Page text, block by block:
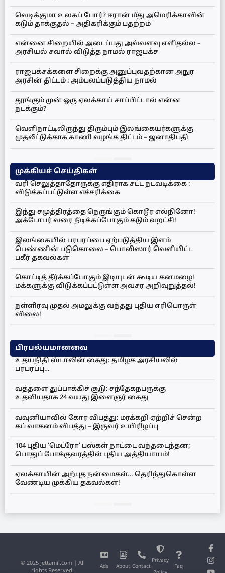
வெடிக்குமா உலகப் போர்? ஈரான் மீது அமெரிக்காவின்
கடும் தாக்குதல் – அதிகரிக்கும் பதற்றம்
என்னை சிறையில் அடைப்பது அவ்வளவு எளிதல்ல –
அரசியல் சவால் விடுத்த நாமல் ராஜபக்ச
ராஜபக்சக்களை சிறைக்கு அனுப்புவதற்கான அநுர
அரசின் திட்டம் : அம்பலப்படுத்திய நாமல்
தூங்கும் முன் ஒரு ஏலக்காய் சாப்பிட்டால் என்ன
நடக்கும்?
வெளிநாட்டிலிருந்து திரும்பும் இலங்கையர்களுக்கு
முதலீட்டுக்காக காணி வழங்க திட்டம் – ஜனாதிபதி
முக்கியச் செய்திகள்
வரி செலுத்தாதோருக்கு எதிராக சட்ட நடவடிக்கை :
விடுக்கப்பட்டுள்ள எச்சரிக்கை
இந்து சமுத்திரத்தை நெருங்கும் கொடூர எல்நினோ!
அக்டோபர் வரை நீடிக்கப்போகும் கடும் வறட்சி!
இலங்கையில் பரபரப்பை ஏற்படுத்திய இளம்
பெண்ணின் படுகொலை – பொலிஸார் வெளியிட்ட
பகீர் தகவல்கள்
கொட்டித் தீர்க்கப்போகும் இடியுடன் கூடிய கனமழை!
மக்களுக்கு விடுக்கப்பட்டுள்ள அவசர அறிவுறுத்தல்!
நள்ளிரவு முதல் அமலுக்கு வந்தது புதிய எரிபொருள்
விலை!
பிரபல்யமானவை
உதயநிதி ஸ்டாலின் கைது: தமிழக அரசியலில்
பரபரப்பு…
வத்தளை துப்பாக்கிச் சூடு: சந்தேகநபருக்கு
உதவியதாக 24 வயது இளைஞர் கைது
வவுனியாவில் கோர விபத்து: மரக்கறி ஏற்றிச் சென்ற
கப் வாகனம் விபத்து – இருவர் உயிரிழப்பு
104 புதிய ‘மெட்ரோ’ பஸ்கள் நாட்டை வந்தடைந்தன;
பொதுப் போக்குவரத்தில் புதிய அத்தியாயம்!
ஏலக்காயின் அற்புத நன்மைகள்… தெரிந்துகொள்ள
வேண்டிய முக்கிய தகவல்கள்!
Ads About Contact
Privacy
Faq
© 2025 Jettamil.com | All
rights Reserved.